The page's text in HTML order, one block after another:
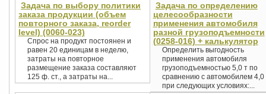
Задача по выбору политики
заказа продукции (объем
повторного заказа, reorder
level) (0060-023)
Спрос на продукт постоянен и
равен 20 единицам в неделю,
затраты на повторное
размещение заказа составляют
125 ф. ст., а затраты на...
Задача по определению
целесообразности
применения автомобиля
разной грузоподъемности
(0258-016) + калькулятор
Определить выгодность
применения автомобиля
грузоподъемностью 5,0 т по
сравнению с автомобилем 4,0
при следующих условиях:...